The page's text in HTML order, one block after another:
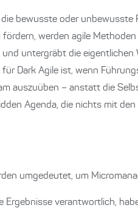
bewusste oder
werden agile
untergräbt die eigentlichen
Dark Agile ist, wenn
auszuüben – anstatt die
Agenda, die nichts mit
umgedeutet, um
Ergebnisse verantwortlich,